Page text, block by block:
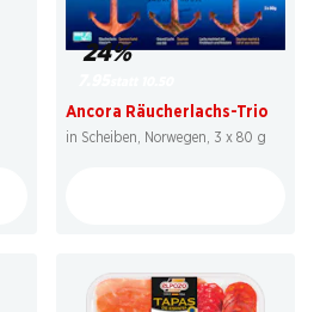
24%
Ancora Räucherlachs-Trio
in Scheiben, Norwegen, 3 x 80 g